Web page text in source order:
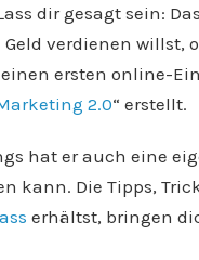
dir gesagt sein:
Geld verdienen willst,
ersten online-
2.0“ erstellt.
hat er auch eine
kann. Die Tipps,
erhältst, bringen